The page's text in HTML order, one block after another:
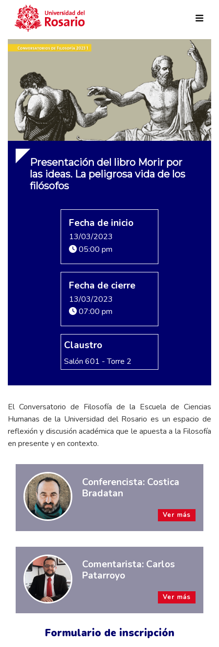
Skip to main content
Formulario de inscripción
Presentación del libro Morir por
las ideas. La peligrosa vida de los
filósofos
Fecha de inicio
13/03/2023
05:00 pm
Fecha de cierre
13/03/2023
07:00 pm
Claustro
Salón 601 - Torre 2
El Conversatorio de Filosofía de la Escuela de Ciencias
Humanas de la Universidad del Rosario es un espacio de
reflexión y discusión académica que le apuesta a la Filosofía
en presente y en contexto.
Conferencista: Costica
Bradatan
Ver más
Comentarista: Carlos
Patarroyo
Ver más